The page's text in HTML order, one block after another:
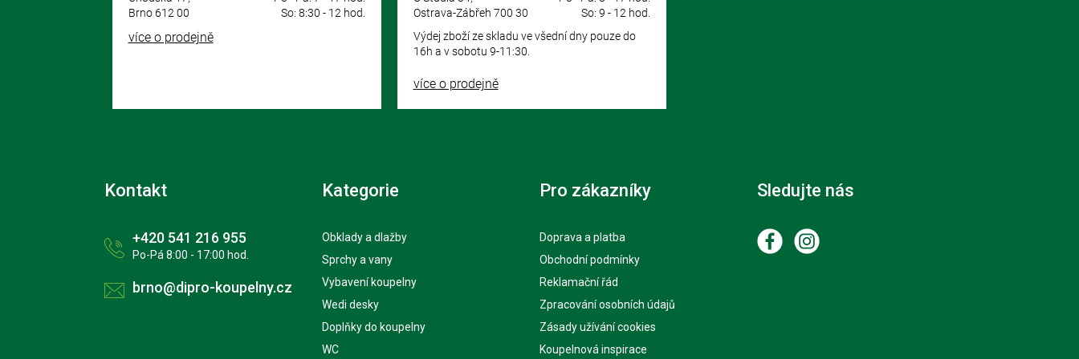
Brno 612 00
So: 8:30 - 12 hod.
více o prodejně
Ostrava-Zábřeh 700 30
So: 9 - 12 hod.
Výdej zboží ze skladu ve všední dny pouze do
16h a v sobotu 9-11:30.
více o prodejně
Kontakt
+420 541 216 955
Po-Pá 8:00 - 17:00 hod.
brno@dipro-koupelny.cz
Kategorie
Obklady a dlažby
Sprchy a vany
Vybavení koupelny
Wedi desky
Doplňky do koupelny
WC
Pro zákazníky
Doprava a platba
Obchodní podmínky
Reklamační řád
Zpracování osobních údajů
Zásady užívání cookies
Koupelnová inspirace
Sledujte nás